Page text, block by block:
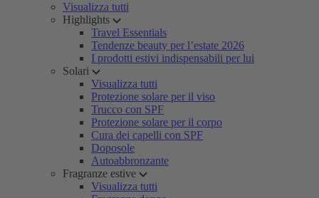
Visualizza tutti
Highlights
Travel Essentials
Tendenze beauty per l’estate 2026
I prodotti estivi indispensabili per lui
Solari
Visualizza tutti
Protezione solare per il viso
Trucco con SPF
Protezione solare per il corpo
Cura dei capelli con SPF
Doposole
Autoabbronzante
Fragranze estive
Visualizza tutti